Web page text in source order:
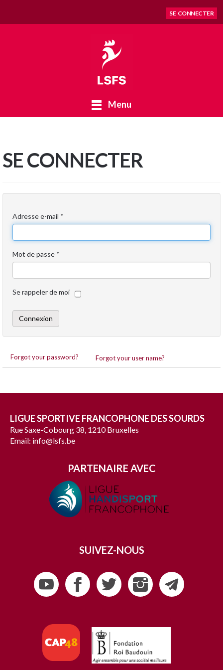
SE CONNECTER
Menu
SE CONNECTER
Adresse e-mail *
Mot de passe *
Se rappeler de moi
Connexion
Forgot your password? Forgot your user name?
LIGUE SPORTIVE FRANCOPHONE DES SOURDS
Rue Saxe-Cobourg 38, 1210 Bruxelles
Email: info@lsfs.be
PARTENAIRE AVEC
SUIVEZ-NOUS